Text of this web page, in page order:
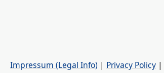
Impressum (Legal Info) | Privacy Policy |